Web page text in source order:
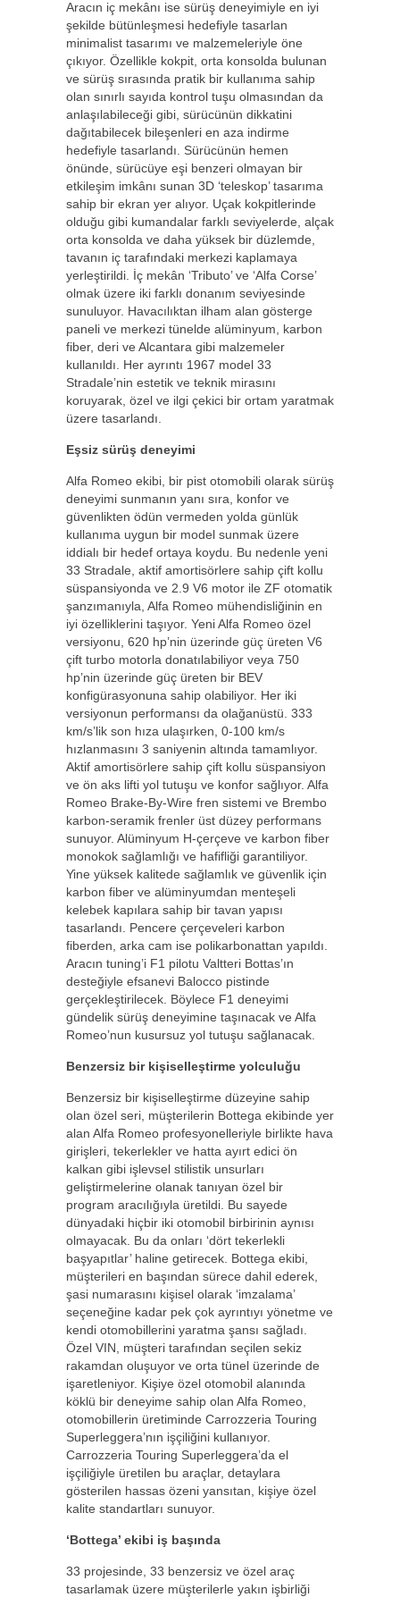
Aracın iç mekânı ise sürüş deneyimiyle en iyi
şekilde bütünleşmesi hedefiyle tasarlan
minimalist tasarımı ve malzemeleriyle öne
çıkıyor. Özellikle kokpit, orta konsolda bulunan
ve sürüş sırasında pratik bir kullanıma sahip
olan sınırlı sayıda kontrol tuşu olmasından da
anlaşılabileceği gibi, sürücünün dikkatini
dağıtabilecek bileşenleri en aza indirme
hedefiyle tasarlandı. Sürücünün hemen
önünde, sürücüye eşi benzeri olmayan bir
etkileşim imkânı sunan 3D ‘teleskop’ tasarıma
sahip bir ekran yer alıyor. Uçak kokpitlerinde
olduğu gibi kumandalar farklı seviyelerde, alçak
orta konsolda ve daha yüksek bir düzlemde,
tavanın iç tarafındaki merkezi kaplamaya
yerleştirildi. İç mekân ‘Tributo’ ve ‘Alfa Corse’
olmak üzere iki farklı donanım seviyesinde
sunuluyor. Havacılıktan ilham alan gösterge
paneli ve merkezi tünelde alüminyum, karbon
fiber, deri ve Alcantara gibi malzemeler
kullanıldı. Her ayrıntı 1967 model 33
Stradale’nin estetik ve teknik mirasını
koruyarak, özel ve ilgi çekici bir ortam yaratmak
üzere tasarlandı.
Eşsiz sürüş deneyimi
Alfa Romeo ekibi, bir pist otomobili olarak sürüş
deneyimi sunmanın yanı sıra, konfor ve
güvenlikten ödün vermeden yolda günlük
kullanıma uygun bir model sunmak üzere
iddialı bir hedef ortaya koydu. Bu nedenle yeni
33 Stradale, aktif amortisörlere sahip çift kollu
süspansiyonda ve 2.9 V6 motor ile ZF otomatik
şanzımanıyla, Alfa Romeo mühendisliğinin en
iyi özelliklerini taşıyor. Yeni Alfa Romeo özel
versiyonu, 620 hp’nin üzerinde güç üreten V6
çift turbo motorla donatılabiliyor veya 750
hp’nin üzerinde güç üreten bir BEV
konfigürasyonuna sahip olabiliyor. Her iki
versiyonun performansı da olağanüstü. 333
km/s’lik son hıza ulaşırken, 0-100 km/s
hızlanmasını 3 saniyenin altında tamamlıyor.
Aktif amortisörlere sahip çift kollu süspansiyon
ve ön aks lifti yol tutuşu ve konfor sağlıyor. Alfa
Romeo Brake-By-Wire fren sistemi ve Brembo
karbon-seramik frenler üst düzey performans
sunuyor. Alüminyum H-çerçeve ve karbon fiber
monokok sağlamlığı ve hafifliği garantiliyor.
Yine yüksek kalitede sağlamlık ve güvenlik için
karbon fiber ve alüminyumdan menteşeli
kelebek kapılara sahip bir tavan yapısı
tasarlandı. Pencere çerçeveleri karbon
fiberden, arka cam ise polikarbonattan yapıldı.
Aracın tuning’i F1 pilotu Valtteri Bottas’ın
desteğiyle efsanevi Balocco pistinde
gerçekleştirilecek. Böylece F1 deneyimi
gündelik sürüş deneyimine taşınacak ve Alfa
Romeo’nun kusursuz yol tutuşu sağlanacak.
Benzersiz bir kişiselleştirme yolculuğu
Benzersiz bir kişiselleştirme düzeyine sahip
olan özel seri, müşterilerin Bottega ekibinde yer
alan Alfa Romeo profesyonelleriyle birlikte hava
girişleri, tekerlekler ve hatta ayırt edici ön
kalkan gibi işlevsel stilistik unsurları
geliştirmelerine olanak tanıyan özel bir
program aracılığıyla üretildi. Bu sayede
dünyadaki hiçbir iki otomobil birbirinin aynısı
olmayacak. Bu da onları ‘dört tekerlekli
başyapıtlar’ haline getirecek. Bottega ekibi,
müşterileri en başından sürece dahil ederek,
şasi numarasını kişisel olarak ‘imzalama’
seçeneğine kadar pek çok ayrıntıyı yönetme ve
kendi otomobillerini yaratma şansı sağladı.
Özel VIN, müşteri tarafından seçilen sekiz
rakamdan oluşuyor ve orta tünel üzerinde de
işaretleniyor. Kişiye özel otomobil alanında
köklü bir deneyime sahip olan Alfa Romeo,
otomobillerin üretiminde Carrozzeria Touring
Superleggera’nın işçiliğini kullanıyor.
Carrozzeria Touring Superleggera’da el
işçiliğiyle üretilen bu araçlar, detaylara
gösterilen hassas özeni yansıtan, kişiye özel
kalite standartları sunuyor.
‘Bottega’ ekibi iş başında
33 projesinde, 33 benzersiz ve özel araç
tasarlamak üzere müşterilerle yakın işbirliği